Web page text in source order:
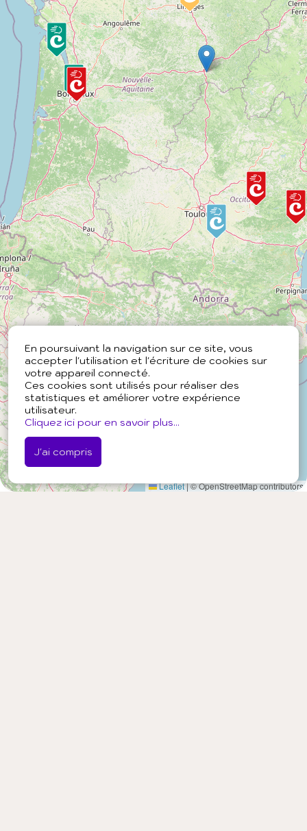
En poursuivant la navigation sur ce site, vous
accepter l'utilisation et l'écriture de cookies sur
votre appareil connecté.
Ces cookies sont utilisés pour réaliser des
statistiques et améliorer votre expérience
utilisateur.
Cliquez ici pour en savoir plus...
J'ai compris
Leaflet|© OpenStreetMap contributors